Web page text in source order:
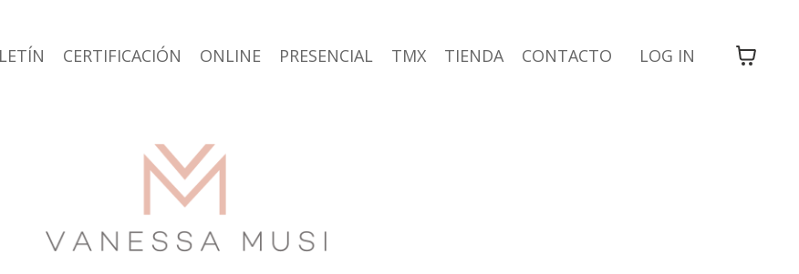
CERTIFICACIÓN ONLINE PRESENCIAL TMX TIENDA CONTACTO LOG IN